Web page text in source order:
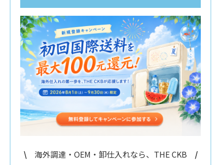
\ 海外調達・OEM・卸仕入れなら、THE CKB /